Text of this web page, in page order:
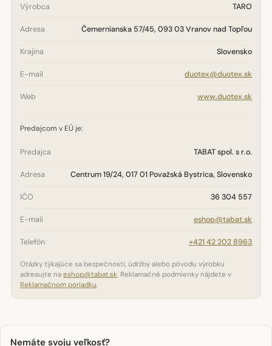
Výrobca TARO
Adresa Čemernianska 57/45, 093 03 Vranov nad Topľou
Krajina Slovensko
E-mail duotex@duotex.sk
Web www.duotex.sk
Predajcom v EÚ je:
Predajca TABAT spol. s r.o.
Adresa Centrum 19/24, 017 01 Považská Bystrica, Slovensko
IČO 36 304 557
E-mail eshop@tabat.sk
Telefón +421 42 202 8963
Otázky týkajúce sa bezpečnosti, údržby alebo pôvodu výrobku
adresujte na eshop@tabat.sk. Reklamačné podmienky nájdete v
Reklamačnom poriadku.
Nemáte svoju veľkosť?